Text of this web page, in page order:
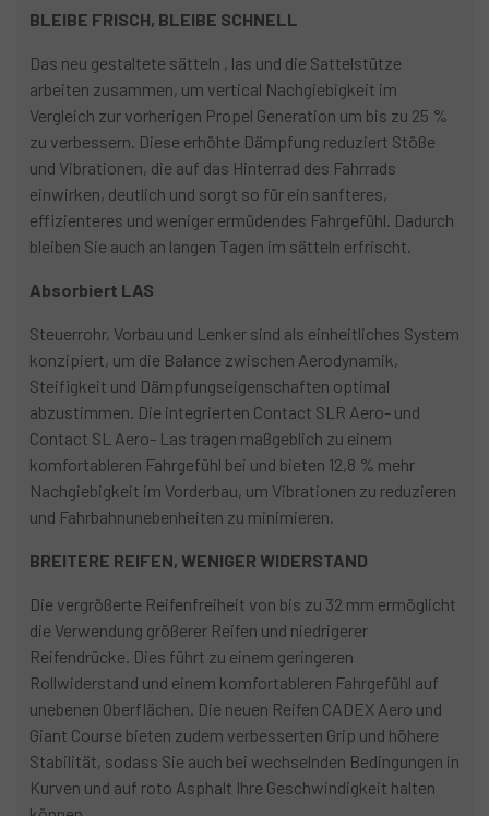
BLEIBE FRISCH, BLEIBE SCHNELL
Das neu gestaltete sätteln , las und die Sattelstütze
arbeiten zusammen, um vertical Nachgiebigkeit im
Vergleich zur vorherigen Propel Generation um bis zu 25 %
zu verbessern. Diese erhöhte Dämpfung reduziert Stöße
und Vibrationen, die auf das Hinterrad des Fahrrads
einwirken, deutlich und sorgt so für ein sanfteres,
effizienteres und weniger ermüdendes Fahrgefühl. Dadurch
bleiben Sie auch an langen Tagen im sätteln erfrischt.
Absorbiert LAS
Steuerrohr, Vorbau und Lenker sind als einheitliches System
konzipiert, um die Balance zwischen Aerodynamik,
Steifigkeit und Dämpfungseigenschaften optimal
abzustimmen. Die integrierten Contact SLR Aero- und
Contact SL Aero- Las tragen maßgeblich zu einem
komfortableren Fahrgefühl bei und bieten 12,8 % mehr
Nachgiebigkeit im Vorderbau, um Vibrationen zu reduzieren
und Fahrbahnunebenheiten zu minimieren.
BREITERE REIFEN, WENIGER WIDERSTAND
Die vergrößerte Reifenfreiheit von bis zu 32 mm ermöglicht
die Verwendung größerer Reifen und niedrigerer
Reifendrücke. Dies führt zu einem geringeren
Rollwiderstand und einem komfortableren Fahrgefühl auf
unebenen Oberflächen. Die neuen Reifen CADEX Aero und
Giant Course bieten zudem verbesserten Grip und höhere
Stabilität, sodass Sie auch bei wechselnden Bedingungen in
Kurven und auf roto Asphalt Ihre Geschwindigkeit halten